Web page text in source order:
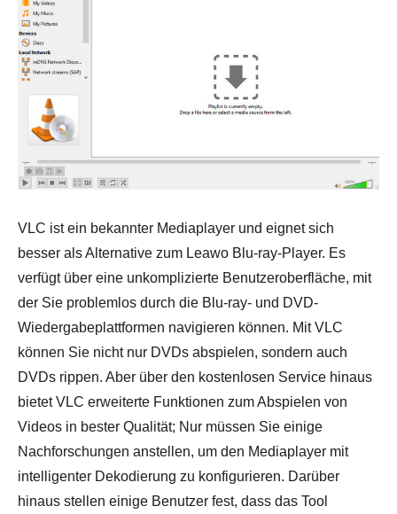
VLC ist ein bekannter Mediaplayer und eignet sich
besser als Alternative zum Leawo Blu-ray-Player. Es
verfügt über eine unkomplizierte Benutzeroberfläche, mit
der Sie problemlos durch die Blu-ray- und DVD-
Wiedergabeplattformen navigieren können. Mit VLC
können Sie nicht nur DVDs abspielen, sondern auch
DVDs rippen. Aber über den kostenlosen Service hinaus
bietet VLC erweiterte Funktionen zum Abspielen von
Videos in bester Qualität; Nur müssen Sie einige
Nachforschungen anstellen, um den Mediaplayer mit
intelligenter Dekodierung zu konfigurieren. Darüber
hinaus stellen einige Benutzer fest, dass das Tool